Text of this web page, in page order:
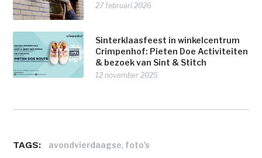
27 februari 2026
Sinterklaasfeest in winkelcentrum
Crimpenhof: Pieten Doe Activiteiten
& bezoek van Sint & Stitch
12 november 2025
TAGS: avondvierdaagse, foto's